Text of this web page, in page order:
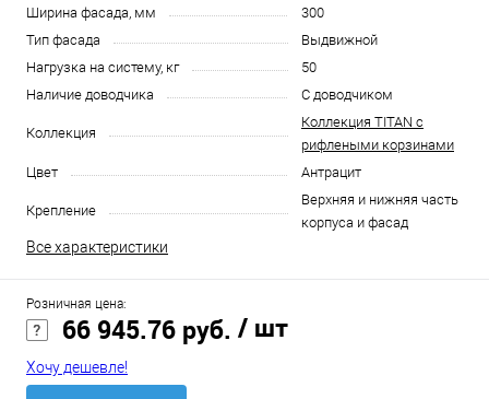
Ширина фасада, мм
300
Тип фасада
Выдвижной
Нагрузка на систему, кг
50
Наличие доводчика
С доводчиком
Коллекция
Коллекция TITAN с
рифлеными корзинами
Цвет
Антрацит
Крепление
Верхняя и нижняя часть
корпуса и фасад
Все характеристики
Розничная цена:
66 945.76 руб. / шт
Хочу дешевле!